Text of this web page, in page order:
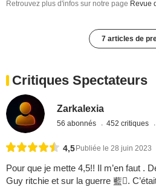
Retrouvez plus d'infos sur notre page Revue
7 articles de
Critiques Spectateurs
Zarkalexia
56 abonnés 452 critiques
4,5 Publiée le 28 juin 2023
Pour que je mette 4,5!! Il m’en faut .
Guy ritchie et sur la guerre 藍.